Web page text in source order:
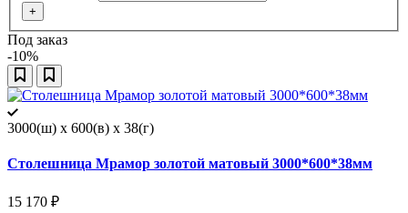
+
Под заказ
-10%
3000(ш) x 600(в) x 38(г)
Столешница Мрамор золотой матовый 3000*600*38мм
15 170 ₽